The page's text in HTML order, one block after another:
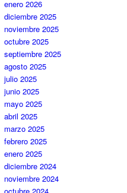
enero 2026
diciembre 2025
noviembre 2025
octubre 2025
septiembre 2025
agosto 2025
julio 2025
junio 2025
mayo 2025
abril 2025
marzo 2025
febrero 2025
enero 2025
diciembre 2024
noviembre 2024